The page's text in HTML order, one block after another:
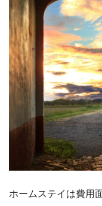
ホームステイは費用